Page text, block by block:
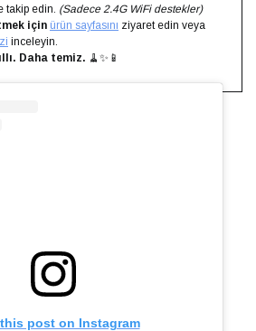
takip edin. (Sadece 2.4G WiFi destekler)
için ürün sayfasını ziyaret edin veya
inceleyin.
Daha temiz. 🧹✨📱
post on Instagram